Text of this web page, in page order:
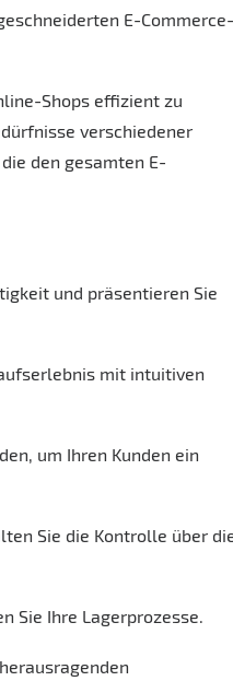
E-Commerce-
Shops effizient zu
verschiedener
den gesamten E-
und präsentieren Sie
mit intuitiven
um Ihren Kunden ein
Sie die Kontrolle über
Sie Ihre Lagerprozesse.